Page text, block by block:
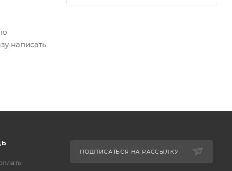
написать
ПОДПИСАТЬСЯ НА РАССЫЛКУ